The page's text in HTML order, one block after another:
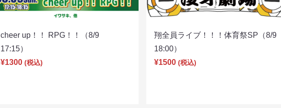
cheer up！！ RPG！！（8/9
17:15）
¥1300 (税込)
翔全員ライブ！！！体育祭SP（8/9
18:00）
¥1500 (税込)